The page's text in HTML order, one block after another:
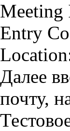
Entry
Далее
почту,